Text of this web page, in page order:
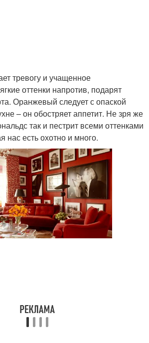
тревогу и учащенное
оттенки напротив, подарят
Оранжевый следует с опаской
– он обостряет аппетит. Не зря же
так и пестрит всеми оттенками
нас есть охотно и много.